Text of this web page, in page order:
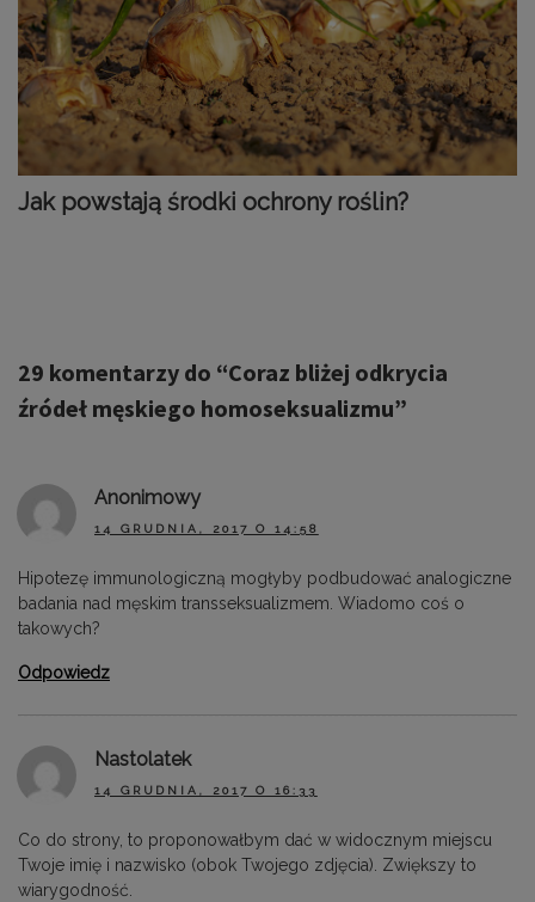
Jak powstają środki ochrony roślin?
29 komentarzy do “Coraz bliżej odkrycia
źródeł męskiego homoseksualizmu”
Anonimowy
14 GRUDNIA, 2017 O 14:58
Hipotezę immunologiczną mogłyby podbudować analogiczne
badania nad męskim transseksualizmem. Wiadomo coś o
takowych?
Odpowiedz
Nastolatek
14 GRUDNIA, 2017 O 16:33
Co do strony, to proponowałbym dać w widocznym miejscu
Twoje imię i nazwisko (obok Twojego zdjęcia). Zwiększy to
wiarygodność.